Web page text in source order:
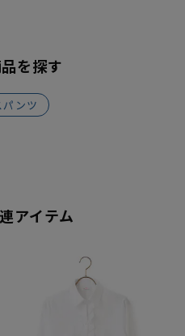
を探す
パンツ
アイテム